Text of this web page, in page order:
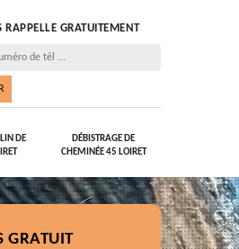
GRATUITEMENT
DE
DÉBISTRAGE DE
CHEMINÉE 45 LOIRET
GRATUIT